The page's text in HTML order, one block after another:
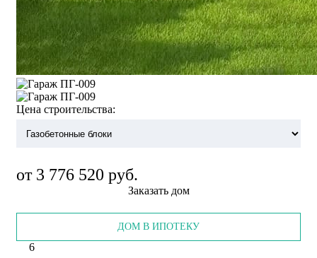
Цена строительства:
от 3 776 520 руб.
Заказать дом
ДОМ В ИПОТЕКУ
6